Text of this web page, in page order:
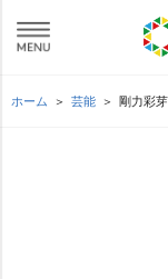
ホーム 芸能 剛力彩